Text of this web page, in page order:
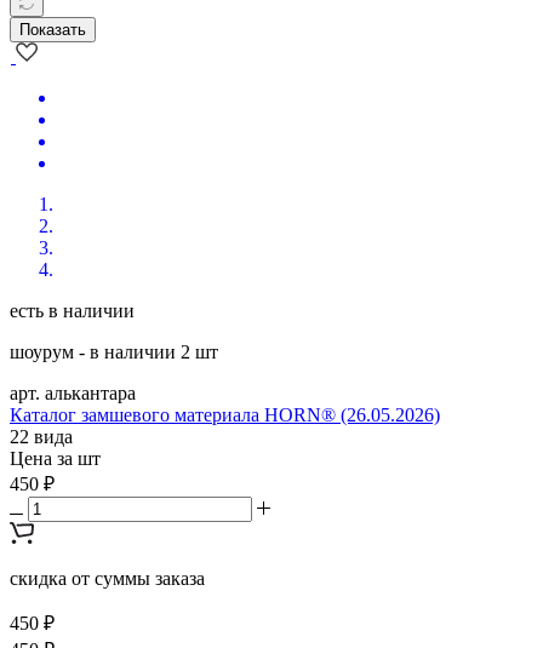
Показать
есть в наличии
шоурум - в наличии 2 шт
арт. алькантара
Каталог замшевого материала HORN® (26.05.2026)
22 вида
Цена за шт
450 ₽
скидка от суммы заказа
450 ₽